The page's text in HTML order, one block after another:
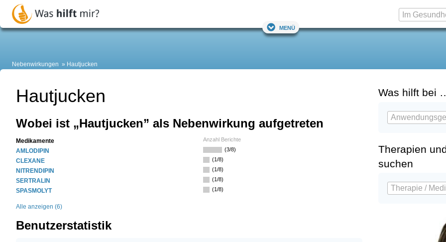
Menü
Nebenwirkungen Hautjucken
Hautjucken
Wobei ist „Hautjucken” als Nebenwirkung aufgetreten
Medikamente Anzahl Berichte
AMLODIPIN (3/8)
CLEXANE (1/8)
NITRENDIPIN (1/8)
SERTRALIN (1/8)
SPASMOLYT (1/8)
Alle anzeigen (6)
Benutzerstatistik
Was hilft bei
Therapien
suchen